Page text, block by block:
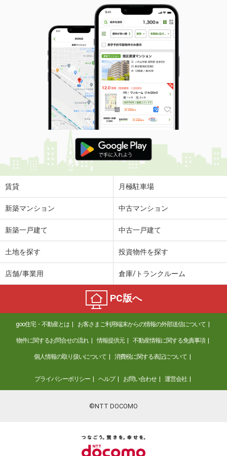
賃貸 月極駐車場
新築マンション 中古マンション
新築一戸建て 中古一戸建て
土地を探す 投資物件を探す
店舗/事業用 倉庫/トランクルーム
PC版へ
goo住宅・不動産とは お客さまご利用端末からの情報の外部送信について
物件に関するお問合せの流れ 情報提供元 不動産情報に関する免責事項
個人情報の取り扱いについて 消費税に関する表記について
プライバシーポリシー ヘルプ お問い合わせ 運営会社
©NTT DOCOMO